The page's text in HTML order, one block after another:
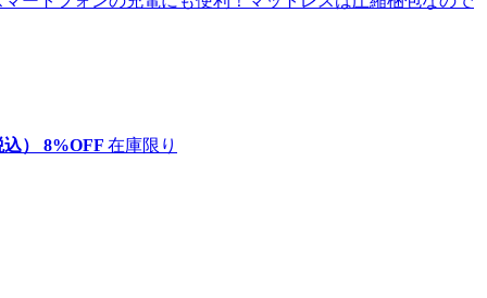
） 8%OFF 在庫限り